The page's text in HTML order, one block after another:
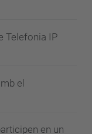
Telefonia IP
el
en un